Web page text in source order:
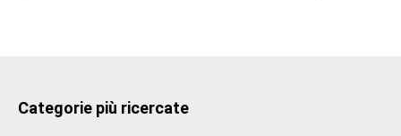
Categorie più ricercate